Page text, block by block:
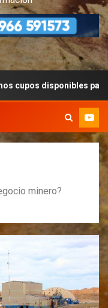
para
minero?